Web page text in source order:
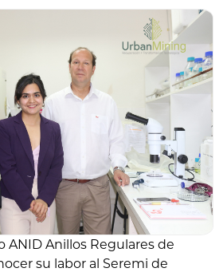
ANID Anillos Regulares de
su labor al Seremi de